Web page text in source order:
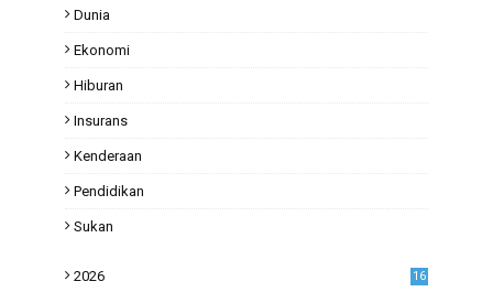
Dunia
Ekonomi
Hiburan
Insurans
Kenderaan
Pendidikan
Sukan
2026 16